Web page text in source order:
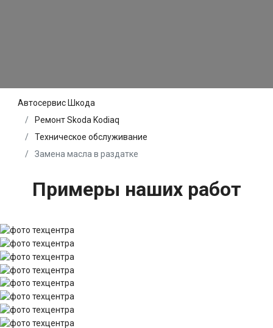
Автосервис Шкода
Ремонт Skoda Kodiaq
Техническое обслуживание
Замена масла в раздатке
Примеры наших работ